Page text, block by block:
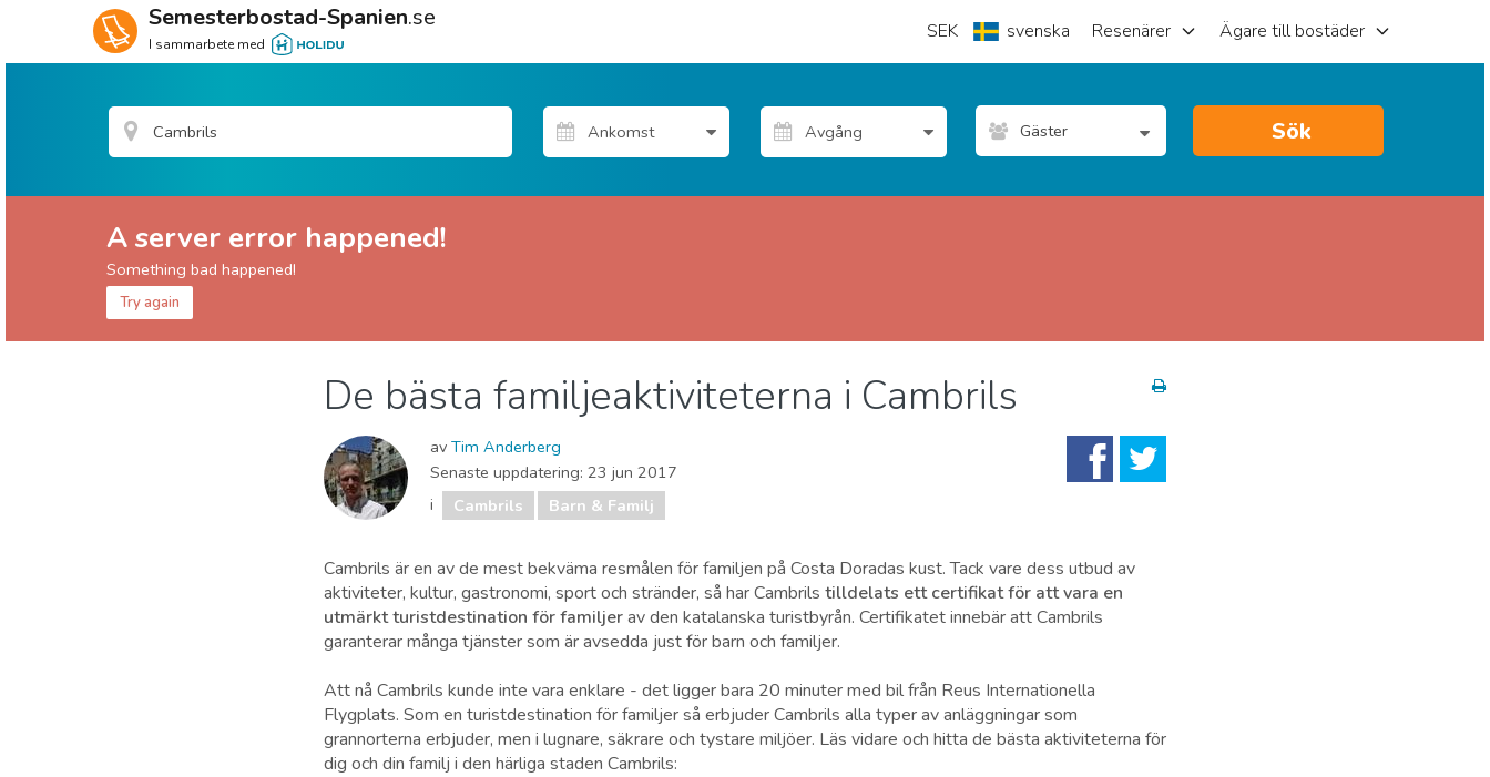
Semesterbostad-Spanien.se
I sammarbete med
SEK svenska Resenärer Ägare till bostäder
Gäster Sök
A server error happened!
Something bad happened!
Try again
Lokala evenemang Natur och Friluftsliv Stränder
De bästa familjeaktiviteterna i Cambrils
av Tim Anderberg
Senaste uppdatering: 23 jun 2017
i
Cambrils Barn & Familj
Cambrils är en av de mest bekväma resmålen för familjen på Costa Doradas kust. Tack vare dess utbud av
aktiviteter, kultur, gastronomi, sport och stränder, så har Cambrils tilldelats ett certifikat för att vara en
utmärkt turistdestination för familjerav den katalanska turistbyrån. Certifikatet innebär att Cambrils
garanterar många tjänster som är avsedda just för barn och familjer.
Att nå Cambrils kunde inte vara enklare - det ligger bara 20 minuter med bil från Reus Internationella
Flygplats. Som en turistdestination för familjer så erbjuder Cambrils alla typer av anläggningar som
grannorterna erbjuder, men i lugnare, säkrare och tystare miljöer. Läs vidare och hitta de bästa aktiviteterna för
dig och din familj i den härliga staden Cambrils: